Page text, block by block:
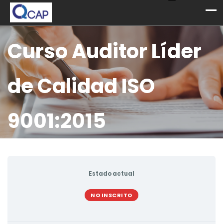
Curso Auditor Líder
de Calidad ISO
9001:2015
Estado actual
NO INSCRITO